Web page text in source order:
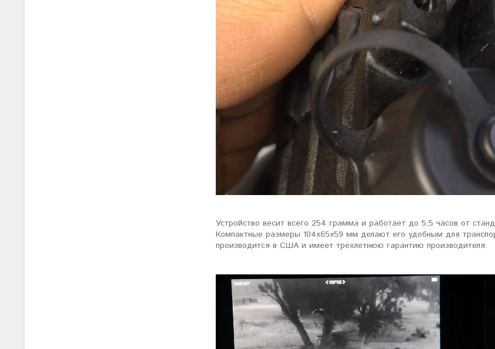
Устройство весит всего 254 грамма и работает до 5,5 часов от
Компактные размеры 104x65x59 мм делают его удобным для
производится в США и имеет трехлетнюю гарантию производителя.